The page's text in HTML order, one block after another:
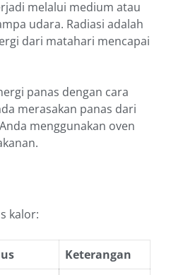
melalui medium atau
udara. Radiasi adalah
dari matahari mencapai
panas dengan cara
merasakan panas dari
menggunakan oven
kalor:
Keterangan